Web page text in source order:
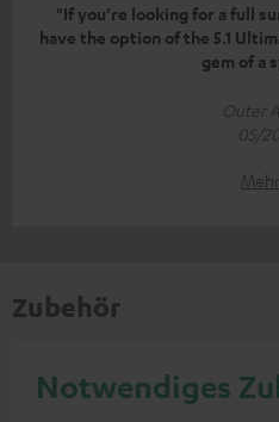
"If you’re looking for a full
have the option of the 5.1
gem of a
Outer
05/
Zubehör
Notwendiges